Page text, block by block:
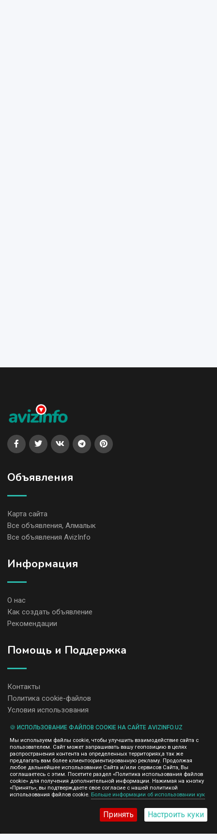
Объявления
Карта сайта
Все объявления, Алмалык
Все объявления AvizInfo
Информация
О нас
Как создать объявление
Рекомендации
Помощь и Поддержка
Контакты
Политика cookie-файлов
Условия использования
содержание размещенных объявлений.
Мы ценим конфиденциальность наших пользователей. Мы не
передаем и не продаем личную информацию зарегистрированных
пользователей AvizInfo.uz третьим лицам. Мы не отвечаем за
правила конфиденциальности сайтов на которые ссылается
AvizInfo.uz. На некоторых страницах нашего сайта представлена
реклама Google Adsense Advertising Network. Чтобы узнать
подробней о правилах конфиденциальности Googleнажмите тут
🍪 ИСПОЛЬЗОВАНИЕ ФАЙЛОВ COOKIE НА САЙТЕ AVIZINFO.UZ
Мы используем файлы cookie, чтобы улучшить взаимодействие сайта с
пользователем. Сайт может запрашивать вашу геопозицию в целях
распространения контента на определенных территориях,а так же
предлагать вам более клиентоориентированную рекламу. Продолжая
любое дальнейшее использование Сайта и/или сервисов Сайта, Вы
соглашаетесь с этим. Посетите раздел «Политика использования файлов
cookie» для получения дополнительной информации. Нажимая на кнопку
«Принять», вы подтверждаете свое согласие с нашей политикой
использования файлов cookie. Больше информации об использовании кук
Принять Настроить куки